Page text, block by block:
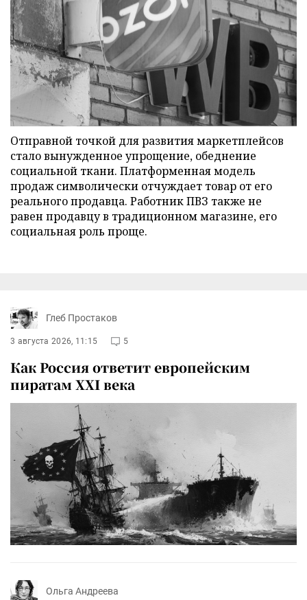
Отправной точкой для развития маркетплейсов
стало вынужденное упрощение, обеднение
социальной ткани. Платформенная модель
продаж символически отчуждает товар от его
реального продавца. Работник ПВЗ также не
равен продавцу в традиционном магазине, его
социальная роль проще.
Глеб Простаков
3 августа 2026, 11:15 5
Как Россия ответит европейским
пиратам XXI века
Ольга Андреева